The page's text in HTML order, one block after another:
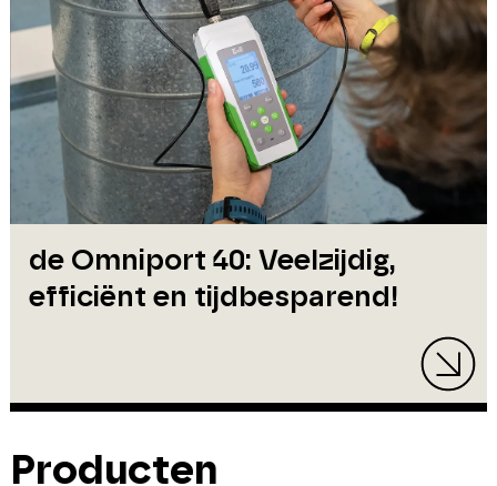
de Omniport 40: Veelzijdig,
efficiënt en tijdbesparend!
Producten